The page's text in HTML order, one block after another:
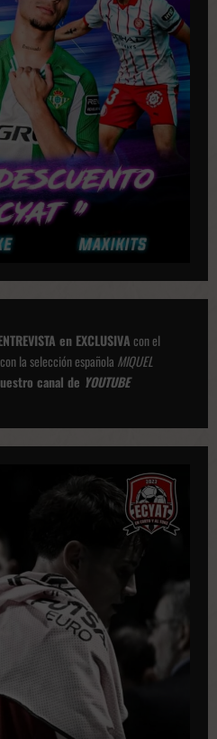
en EXCLUSIVAcon el
con la selección española MIQUEL
canal de YOUTUBE